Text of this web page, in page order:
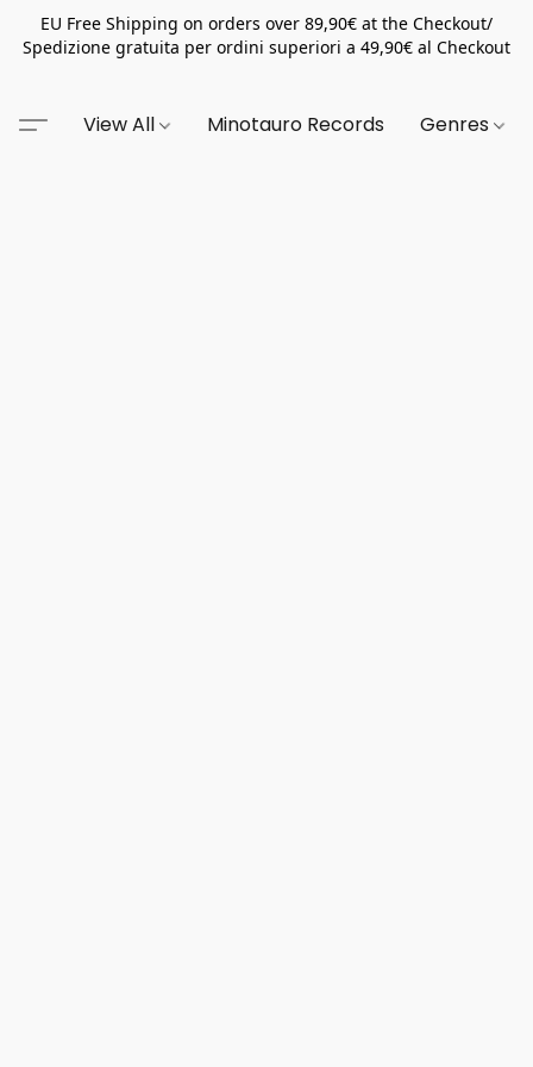
EU Free Shipping on orders over 89,90€ at the Checkout/
Spedizione gratuita per ordini superiori a 49,90€ al Checkout
View All Minotauro Records Genres